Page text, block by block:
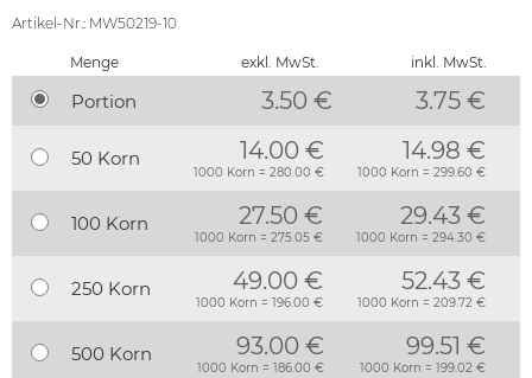
Artikel-Nr.: MW50219-10
Menge exkl. MwSt. inkl. MwSt.
Portion 3.50 € 3.75 €
50 Korn 14.00 €
1000 Korn = 280.00 €
14.98 €
1000 Korn = 299.60 €
100 Korn 27.50 €
1000 Korn = 275.05 €
29.43 €
1000 Korn = 294.30 €
250 Korn 49.00 €
1000 Korn = 196.00 €
52.43 €
1000 Korn = 209.72 €
500 Korn 93.00 €
1000 Korn = 186.00 €
99.51 €
1000 Korn = 199.02 €